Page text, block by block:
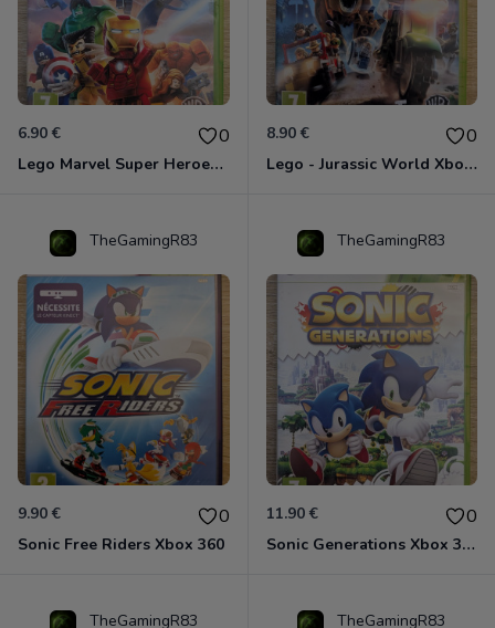
6.90 € 0
Lego Marvel Super Heroes Xbox 360
8.90 € 0
Lego - Jurassic World Xbox 360
TheGamingR83
9.90 € 0
Sonic Free Riders Xbox 360
TheGamingR83
11.90 € 0
Sonic Generations Xbox 360
TheGamingR83 TheGamingR83